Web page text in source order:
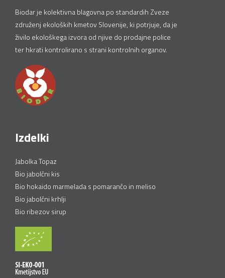
Biodar je kolektivna blagovna po standardih Zveze
združenj ekoloških kmetov Slovenije, ki potrjuje, da je
živilo ekološkega izvora od njive do prodajne police
ter hkrati kontrolirano s strani kontrolnih organov.
Izdelki
Jabolka Topaz
Bio jabolčni kis
Bio hokaido marmelada s pomarančo in meliso
Bio jabolčni krhlji
Bio ribezov sirup